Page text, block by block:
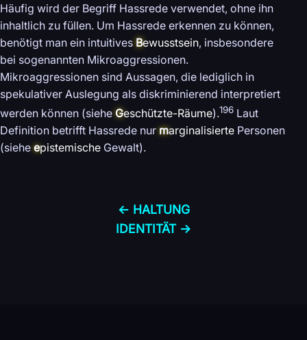
Häufig wird der Begriff Hassrede verwendet, ohne ihn
inhaltlich zu füllen. Um Hassrede erkennen zu können,
benötigt man ein intuitives Bewusstsein, insbesondere
bei sogenannten Mikroaggressionen.
Mikroaggressionen sind Aussagen, die lediglich in
spekulativer Auslegung als diskriminierend interpretiert
werden können (siehe Geschützte-Räume).196 Laut
Definition betrifft Hassrede nur marginalisierte Personen
(sieheepistemische Gewalt).
← HALTUNG
IDENTITÄT →